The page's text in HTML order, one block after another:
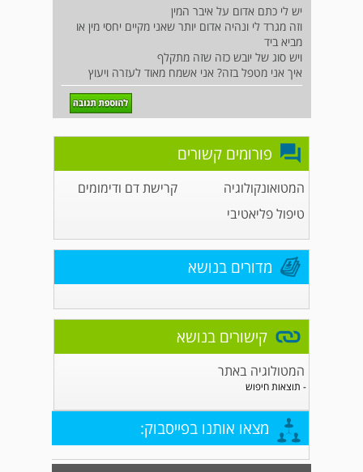
יש לי כתם אדום על איבר המין
וזה מגרד לי ונהיה אדום יותר שאני מקיים יחסי מין או
מביא ביד
ויש סוג של יובש כזה שזה מתקלף
איך אני מטפל בזה? אני אשמח מאוד לעזרה ויעוץ
פורומים קשורים
המטואונקולוגיה
קרישת דם ודימומים
טיפול פליאטיבי
מדורים בנושא
קישורים בנושא
המטולוגיה באתר
- תוצאות חיפוש
מצאו אותנו בפייסבוק: